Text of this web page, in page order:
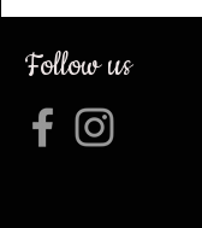
Follow us